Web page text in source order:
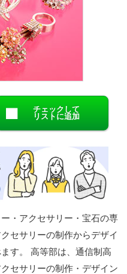
国
州・沖縄
チェックして
リストに追加
・アクセサリー・宝石の専
セサリーの制作からデザイ
す。 高等部は、通信制高
セサリーの制作・デザイン